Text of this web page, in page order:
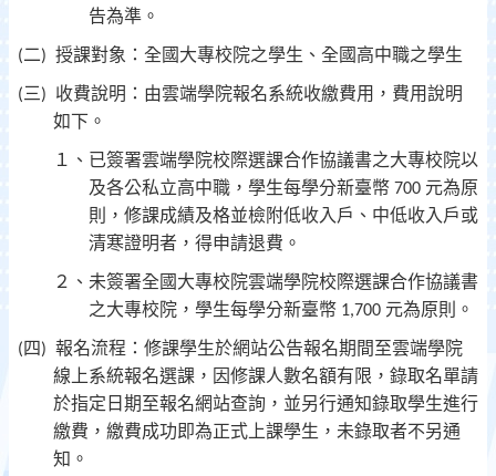
告為準。
(二) 授課對象：全國大專校院之學生、全國高中職之學生
(三) 收費說明：由雲端學院報名系統收繳費用，費用說明
如下。
１、已簽署雲端學院校際選課合作協議書之大專校院以
及各公私立高中職，學生每學分新臺幣 700 元為原
則，修課成績及格並檢附低收入戶、中低收入戶或
清寒證明者，得申請退費。
２、未簽署全國大專校院雲端學院校際選課合作協議書
之大專校院，學生每學分新臺幣 1,700 元為原則。
(四) 報名流程：修課學生於網站公告報名期間至雲端學院
線上系統報名選課，因修課人數名額有限，錄取名單請
於指定日期至報名網站查詢，並另行通知錄取學生進行
繳費，繳費成功即為正式上課學生，未錄取者不另通
知。